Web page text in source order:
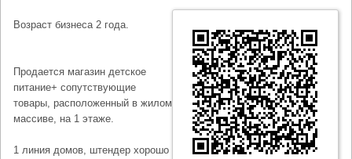
Возраст бизнеса 2 года.
Продается магазин детское
питание+ сопутствующие
товары, расположенный в жилом
массиве, на 1 этаже.
1 линия домов, штендер хорошо